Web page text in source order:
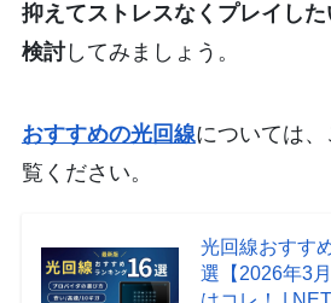
抑えてストレスなくプレイし
検討してみましょう。
おすすめの光回線については
覧ください。
光回線おすす
選【2026年3